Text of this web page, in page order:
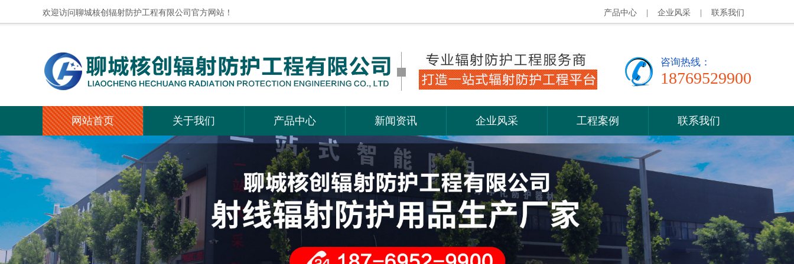
欢迎访问聊城核创辐射防护工程有限公司官方网站！ 产品中心 企业风采 联系我们
咨询热线：
18769529900
网站首页 关于我们 产品中心 新闻资讯 企业风采 工程案例 联系我们